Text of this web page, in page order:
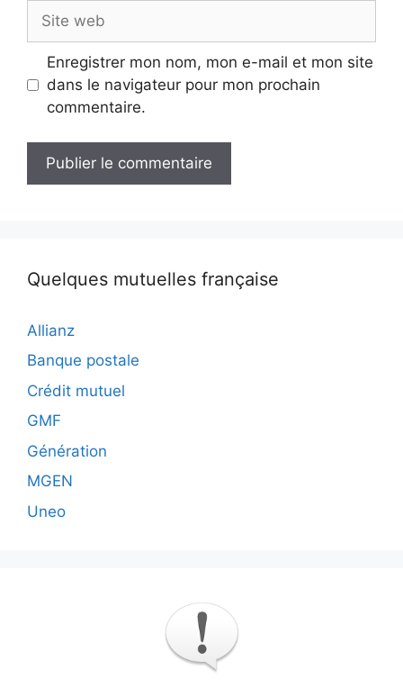
Site
web
Enregistrer mon nom, mon e-mail et mon site
dans le navigateur pour mon prochain
commentaire.
Quelques mutuelles française
Allianz
Banque postale
Crédit mutuel
GMF
Génération
MGEN
Uneo